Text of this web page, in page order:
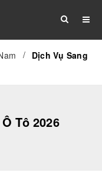
DỊCH VỤ
/ Dịch Vụ Sang
Tô 2026